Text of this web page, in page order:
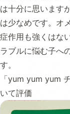
は十分に思います
は少なめです。オ
症作用も強くはな
ラブルに悩む子へ
す。
「yum yum yum
いて評価